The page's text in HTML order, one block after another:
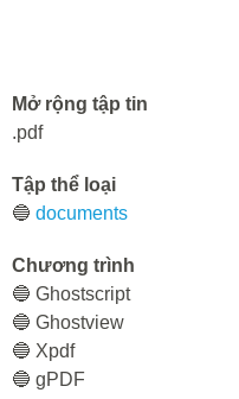
Mở rộng tập tin
.pdf
Tập thể loại
🔵 documents
Chương trình
🔵 Ghostscript
🔵 Ghostview
🔵 Xpdf
🔵 gPDF